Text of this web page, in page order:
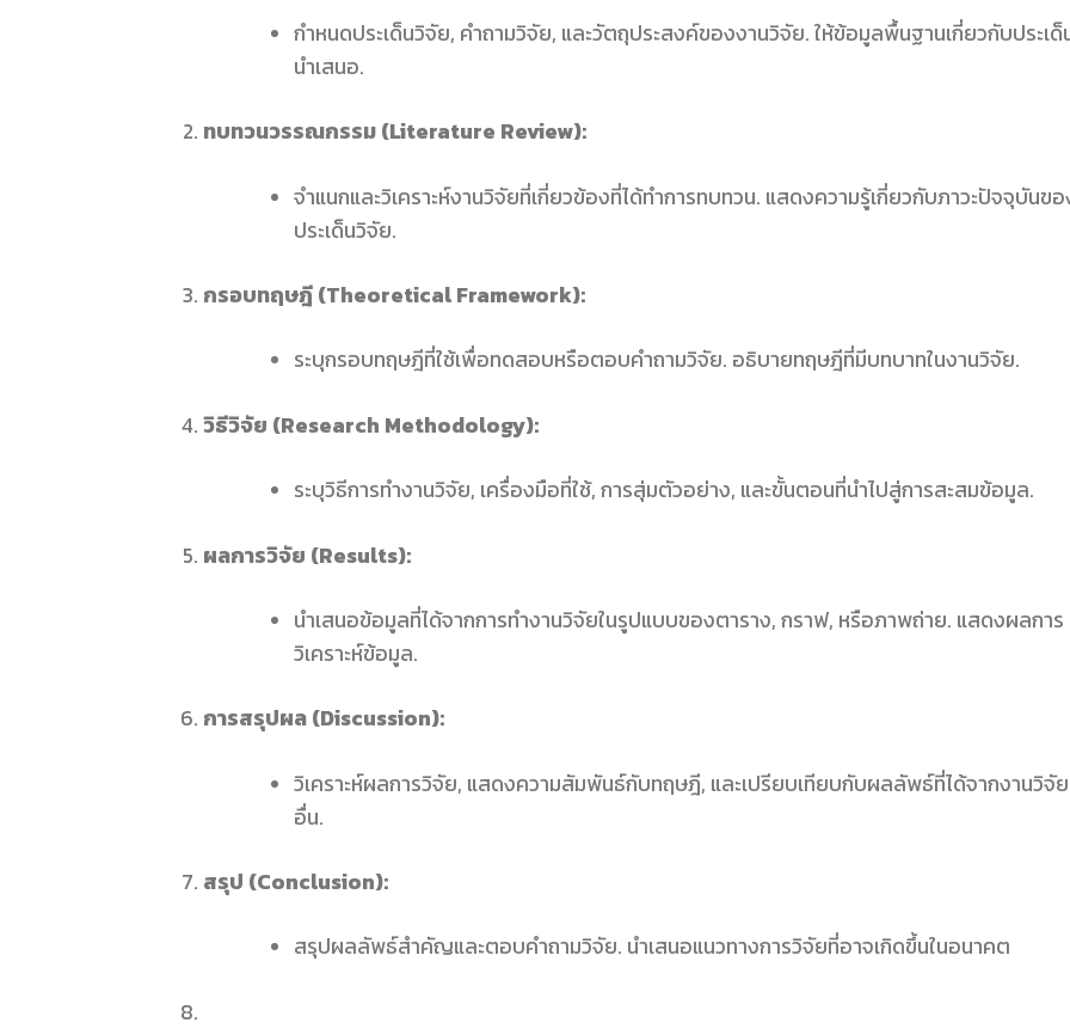
กำหนดประเด็นวิจัย, คำถามวิจัย, และวัตถุประสงค์ของงานวิจัย. ให้ข้อมูลพื้นฐานเกี่ยวกับประเด็
นำเสนอ.
ทบทวนวรรณกรรม (Literature Review):
จำแนกและวิเคราะห์งานวิจัยที่เกี่ยวข้องที่ได้ทำการทบทวน. แสดงความรู้เกี่ยวกับภาวะปัจจุบันข
ประเด็นวิจัย.
กรอบทฤษฎี (Theoretical Framework):
ระบุกรอบทฤษฎีที่ใช้เพื่อทดสอบหรือตอบคำถามวิจัย. อธิบายทฤษฎีที่มีบทบาทในงานวิจัย.
วิธีวิจัย (Research Methodology):
ระบุวิธีการทำงานวิจัย, เครื่องมือที่ใช้, การสุ่มตัวอย่าง, และขั้นตอนที่นำไปสู่การสะสมข้อมูล.
ผลการวิจัย (Results):
นำเสนอข้อมูลที่ได้จากการทำงานวิจัยในรูปแบบของตาราง, กราฟ, หรือภาพถ่าย. แสดงผลการ
วิเคราะห์ข้อมูล.
การสรุปผล (Discussion):
วิเคราะห์ผลการวิจัย, แสดงความสัมพันธ์กับทฤษฎี, และเปรียบเทียบกับผลลัพธ์ที่ได้จากงานวิจัย
อื่น.
สรุป (Conclusion):
สรุปผลลัพธ์สำคัญและตอบคำถามวิจัย. นำเสนอแนวทางการวิจัยที่อาจเกิดขึ้นในอนาคต